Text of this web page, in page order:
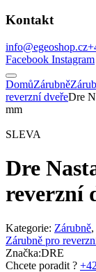
Kontakt
info@egeoshop.cz
Facebook Instagram
DomůZárubně
reverzní dveřeDre
mm
SLEVA
Dre
reverzní
Kategorie: Zárubně,
Zárubně pro
Značka:DRE
Chcete poradit ?